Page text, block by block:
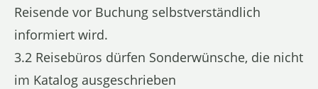
Reisende vor Buchung selbstverständlich
informiert wird.
3.2 Reisebüros dürfen Sonderwünsche, die nicht
im Katalog ausgeschrieben